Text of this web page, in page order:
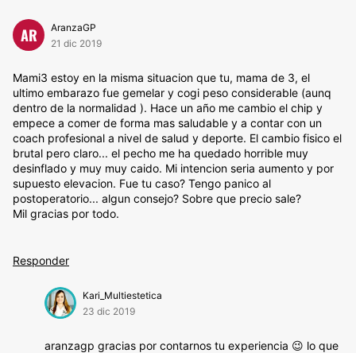
AR
AranzaGP
21 dic 2019
Mami3 estoy en la misma situacion que tu, mama de 3, el
ultimo embarazo fue gemelar y cogi peso considerable (aunq
dentro de la normalidad ). Hace un año me cambio el chip y
empece a comer de forma mas saludable y a contar con un
coach profesional a nivel de salud y deporte. El cambio fisico el
brutal pero claro... el pecho me ha quedado horrible muy
desinflado y muy muy caido. Mi intencion seria aumento y por
supuesto elevacion. Fue tu caso? Tengo panico al
postoperatorio... algun consejo? Sobre que precio sale?
Mil gracias por todo.
Responder
Kari_Multiestetica
23 dic 2019
aranzagp gracias por contarnos tu experiencia 😉 lo que